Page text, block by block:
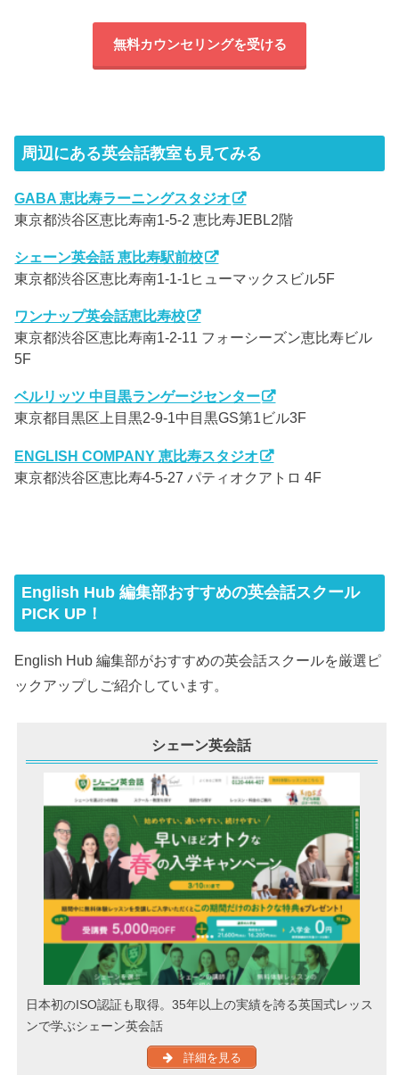
無料カウンセリングを受ける
周辺にある英会話教室も見てみる
GABA 恵比寿ラーニングスタジオ
東京都渋谷区恵比寿南1-5-2 恵比寿JEBL2階
シェーン英会話 恵比寿駅前校
東京都渋谷区恵比寿南1-1-1ヒューマックスビル5F
ワンナップ英会話恵比寿校
東京都渋谷区恵比寿南1-2-11 フォーシーズン恵比寿ビル
5F
ベルリッツ 中目黒ランゲージセンター
東京都目黒区上目黒2-9-1中目黒GS第1ビル3F
ENGLISH COMPANY 恵比寿スタジオ
東京都渋谷区恵比寿4-5-27 パティオクアトロ 4F
English Hub 編集部おすすめの英会話スクール
PICK UP！
English Hub 編集部がおすすめの英会話スクールを厳選ピ
ックアップしご紹介しています。
シェーン英会話
日本初のISO認証も取得。35年以上の実績を誇る英国式レッス
ンで学ぶシェーン英会話
詳細を見る